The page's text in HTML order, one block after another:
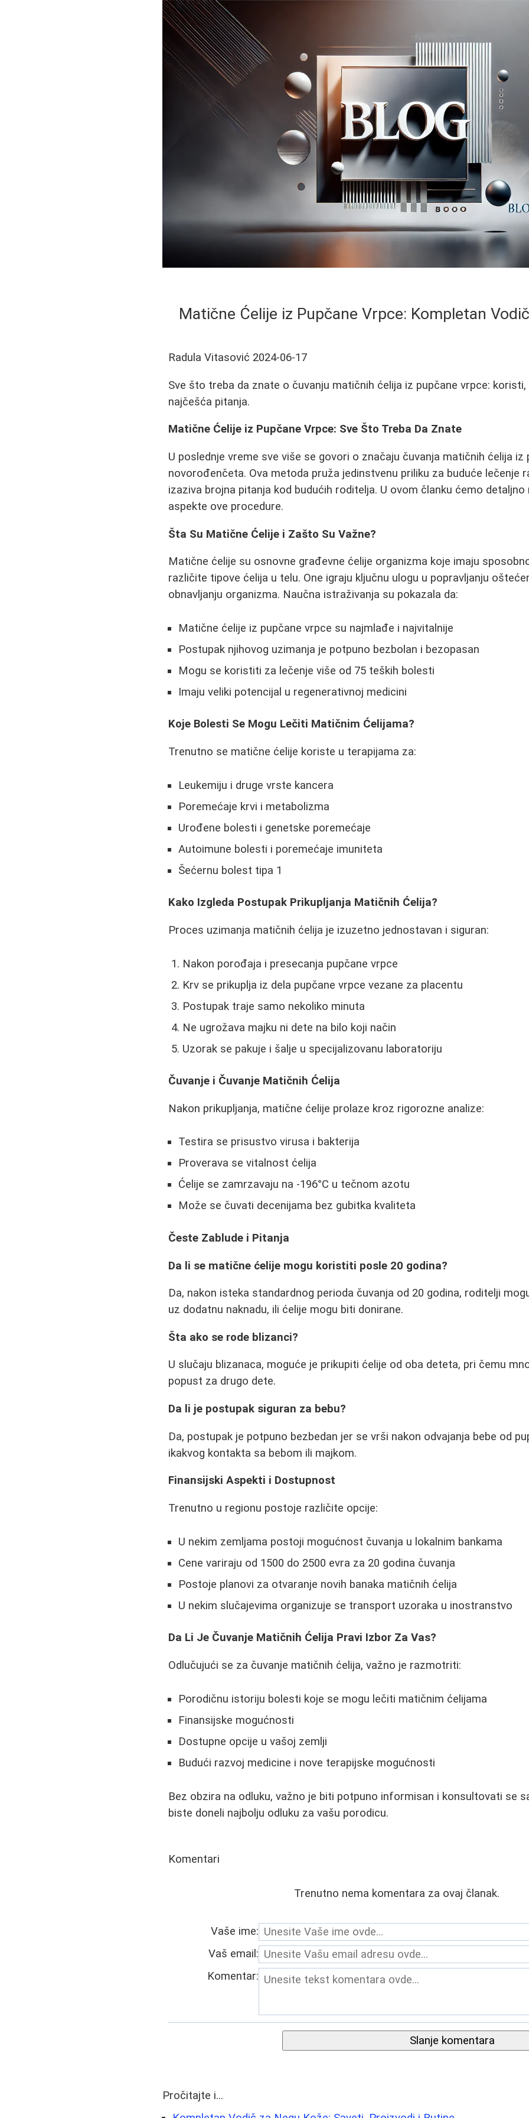
Matične Ćelije iz Pupčane Vrpce: Kompletan
Radula Vitasović 2024-06-17
Sve što treba da znate o čuvanju matičnih ćelija iz pupčane vrpce:
najčešća pitanja.
Matične Ćelije iz Pupčane Vrpce: Sve Što Treba Da Znate
U poslednje vreme sve više se govori o značaju čuvanja matičnih ćelija iz
novorođenčeta. Ova metoda pruža jedinstvenu priliku za buduće lečenje
izaziva brojna pitanja kod budućih roditelja. U ovom članku ćemo
aspekte ove procedure.
Šta Su Matične Ćelije i Zašto Su Važne?
Matične ćelije su osnovne građevne ćelije organizma koje imaju
različite tipove ćelija u telu. One igraju ključnu ulogu u popravljanju
obnavljanju organizma. Naučna istraživanja su pokazala da:
Matične ćelije iz pupčane vrpce su najmlađe i najvitalnije
Postupak njihovog uzimanja je potpuno bezbolan i bezopasan
Mogu se koristiti za lečenje više od 75 teških bolesti
Imaju veliki potencijal u regenerativnoj medicini
Koje Bolesti Se Mogu Lečiti Matičnim Ćelijama?
Trenutno se matične ćelije koriste u terapijama za:
Leukemiju i druge vrste kancera
Poremećaje krvi i metabolizma
Urođene bolesti i genetske poremećaje
Autoimune bolesti i poremećaje imuniteta
Šećernu bolest tipa 1
Kako Izgleda Postupak Prikupljanja Matičnih Ćelija?
Proces uzimanja matičnih ćelija je izuzetno jednostavan i siguran:
Nakon porođaja i presecanja pupčane vrpce
Krv se prikuplja iz dela pupčane vrpce vezane za placentu
Postupak traje samo nekoliko minuta
Ne ugrožava majku ni dete na bilo koji način
Uzorak se pakuje i šalje u specijalizovanu laboratoriju
Čuvanje i Čuvanje Matičnih Ćelija
Nakon prikupljanja, matične ćelije prolaze kroz rigorozne analize:
Testira se prisustvo virusa i bakterija
Proverava se vitalnost ćelija
Ćelije se zamrzavaju na -196°C u tečnom azotu
Može se čuvati decenijama bez gubitka kvaliteta
Česte Zablude i Pitanja
Da li se matične ćelije mogu koristiti posle 20 godina?
Da, nakon isteka standardnog perioda čuvanja od 20 godina, roditelji
uz dodatnu naknadu, ili ćelije mogu biti donirane.
Šta ako se rode blizanci?
U slučaju blizanaca, moguće je prikupiti ćelije od oba deteta, pri čemu
popust za drugo dete.
Da li je postupak siguran za bebu?
Da, postupak je potpuno bezbedan jer se vrši nakon odvajanja bebe od
ikakvog kontakta sa bebom ili majkom.
Finansijski Aspekti i Dostupnost
Trenutno u regionu postoje različite opcije:
U nekim zemljama postoji mogućnost čuvanja u lokalnim bankama
Cene variraju od 1500 do 2500 evra za 20 godina čuvanja
Postoje planovi za otvaranje novih banaka matičnih ćelija
U nekim slučajevima organizuje se transport uzoraka u inostranstvo
Da Li Je Čuvanje Matičnih Ćelija Pravi Izbor Za Vas?
Odlučujući se za čuvanje matičnih ćelija, važno je razmotriti:
Porodičnu istoriju bolesti koje se mogu lečiti matičnim ćelijama
Finansijske mogućnosti
Dostupne opcije u vašoj zemlji
Budući razvoj medicine i nove terapijske mogućnosti
Bez obzira na odluku, važno je biti potpuno informisan i konsultovati se
biste doneli najbolju odluku za vašu porodicu.
Komentari
Trenutno nema komentara za ovaj članak.
Vaše ime:
Vaš email:
Komentar:
Slanje komentara
Pročitajte i...